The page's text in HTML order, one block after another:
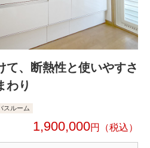
て、断熱性と使いやすさ
わり
スルーム
1,900,000円